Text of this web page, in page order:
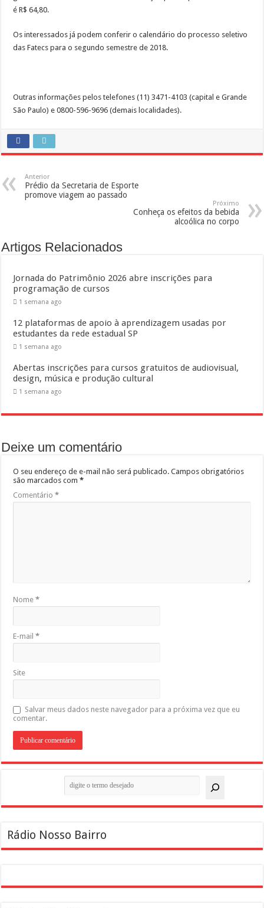
é R$ 64,80.
Os interessados já podem conferir o calendário do processo seletivo
das Fatecs para o segundo semestre de 2018.
Outras informações pelos telefones (11) 3471-4103 (capital e Grande
São Paulo) e 0800-596-9696 (demais localidades).
Anterior
Prédio da Secretaria de Esporte
promove viagem ao passado
Próximo
Conheça os efeitos da bebida
alcoólica no corpo
Artigos Relacionados
Jornada do Patrimônio 2026 abre inscrições para
programação de cursos
1 semana ago
12 plataformas de apoio à aprendizagem usadas por
estudantes da rede estadual SP
1 semana ago
Abertas inscrições para cursos gratuitos de audiovisual,
design, música e produção cultural
1 semana ago
Deixe um comentário
O seu endereço de e-mail não será publicado. Campos obrigatórios
são marcados com*
Comentário*
Nome*
E-mail*
Site
Salvar meus dados neste navegador para a próxima vez que eu
comentar.
Rádio Nosso Bairro